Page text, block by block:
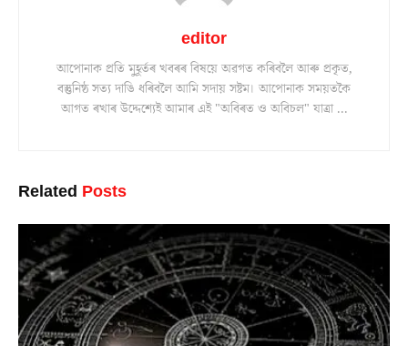
editor
আপোনাক প্ৰতি মুহূৰ্তৰ খবৰৰ বিষয়ে অৱগত কৰিবলৈ আৰু প্ৰকৃত,
বস্তুনিষ্ঠ সত্য দাঙি ধৰিবলৈ আমি সদায় সষ্টম। আপোনাক সময়তকৈ
আগত ৰখাৰ উদ্দেশ্যেই আমাৰ এই "অবিৰত ও অবিচল" যাত্ৰা ...
Related Posts